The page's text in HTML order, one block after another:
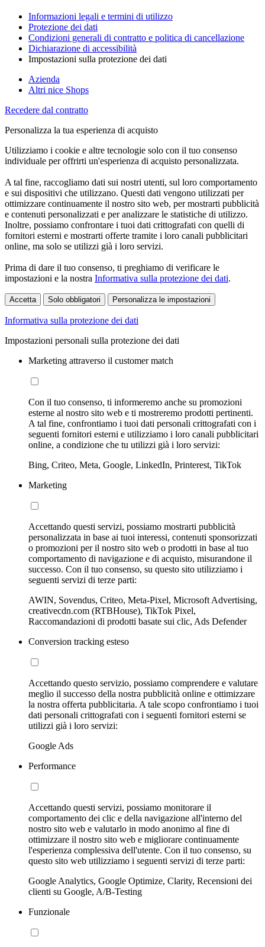
Informazioni legali e termini di utilizzo
Protezione dei dati
Condizioni generali di contratto e politica di cancellazione
Dichiarazione di accessibilità
Impostazioni sulla protezione dei dati
Azienda
Altri nice Shops
Recedere dal contratto
Personalizza la tua esperienza di acquisto
Utilizziamo i cookie e altre tecnologie solo con il tuo consenso
individuale per offrirti un'esperienza di acquisto personalizzata.
A tal fine, raccogliamo dati sui nostri utenti, sul loro comportamento
e sui dispositivi che utilizzano. Questi dati vengono utilizzati per
ottimizzare continuamente il nostro sito web, per mostrarti pubblicità
e contenuti personalizzati e per analizzare le statistiche di utilizzo.
Inoltre, possiamo confrontare i tuoi dati crittografati con quelli di
fornitori esterni e mostrarti offerte tramite i loro canali pubblicitari
online, ma solo se utilizzi già i loro servizi.
Prima di dare il tuo consenso, ti preghiamo di verificare le
impostazioni e la nostra Informativa sulla protezione dei dati.
Accetta Solo obbligatori Personalizza le impostazioni
Informativa sulla protezione dei dati
Impostazioni personali sulla protezione dei dati
Marketing attraverso il customer match
Con il tuo consenso, ti informeremo anche su promozioni
esterne al nostro sito web e ti mostreremo prodotti pertinenti.
A tal fine, confrontiamo i tuoi dati personali crittografati con i
seguenti fornitori esterni e utilizziamo i loro canali pubblicitari
online, a condizione che tu utilizzi già i loro servizi:
Bing, Criteo, Meta, Google, LinkedIn, Printerest, TikTok
Marketing
Accettando questi servizi, possiamo mostrarti pubblicità
personalizzata in base ai tuoi interessi, contenuti sponsorizzati
o promozioni per il nostro sito web o prodotti in base al tuo
comportamento di navigazione e di acquisto, misurandone il
successo. Con il tuo consenso, su questo sito utilizziamo i
seguenti servizi di terze parti:
AWIN, Sovendus, Criteo, Meta-Pixel, Microsoft Advertising,
creativecdn.com (RTBHouse), TikTok Pixel,
Raccomandazioni di prodotti basate sui clic, Ads Defender
Conversion tracking esteso
Accettando questo servizio, possiamo comprendere e valutare
meglio il successo della nostra pubblicità online e ottimizzare
la nostra offerta pubblicitaria. A tale scopo confrontiamo i tuoi
dati personali crittografati con i seguenti fornitori esterni se
utilizzi già i loro servizi:
Google Ads
Performance
Accettando questi servizi, possiamo monitorare il
comportamento dei clic e della navigazione all'interno del
nostro sito web e valutarlo in modo anonimo al fine di
ottimizzare il nostro sito web e migliorare continuamente
l'esperienza complessiva dell'utente. Con il tuo consenso, su
questo sito web utilizziamo i seguenti servizi di terze parti:
Google Analytics, Google Optimize, Clarity, Recensioni dei
clienti su Google, A/B-Testing
Funzionale